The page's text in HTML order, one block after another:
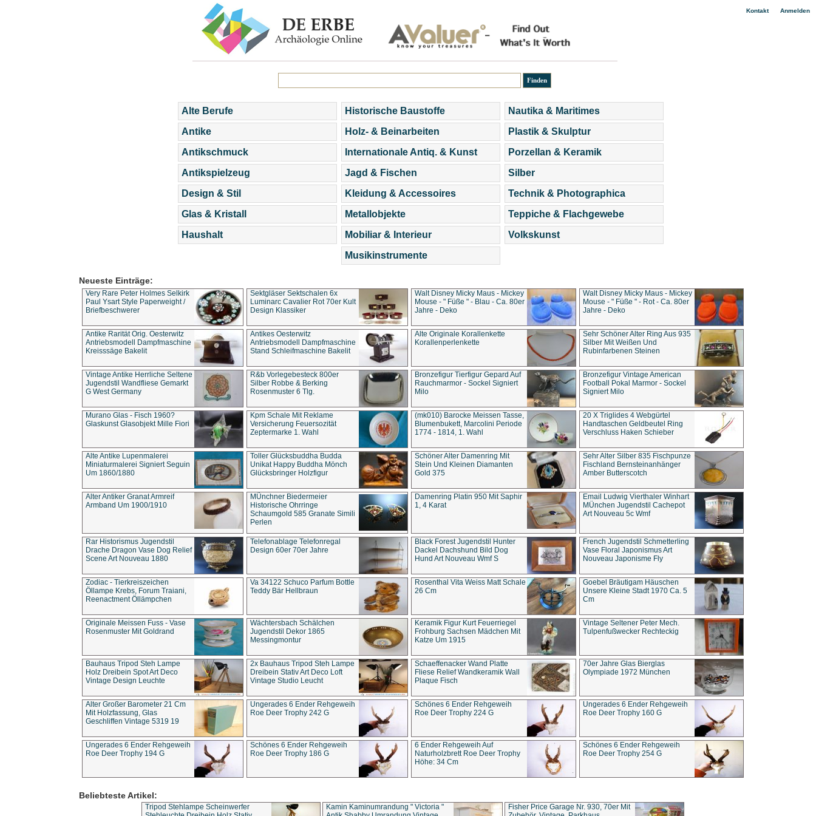
Kontakt| Anmelden
Alte Berufe
Antike
Antikschmuck
Antikspielzeug
Design & Stil
Glas & Kristall
Haushalt
Historische Baustoffe
Holz- & Beinarbeiten
Internationale Antiq. & Kunst
Jagd & Fischen
Kleidung & Accessoires
Metallobjekte
Mobiliar & Interieur
Musikinstrumente
Nautika & Maritimes
Plastik & Skulptur
Porzellan & Keramik
Silber
Technik & Photographica
Teppiche & Flachgewebe
Volkskunst
Neueste Einträge:
Very Rare Peter Holmes Selkirk
Paul Ysart Style Paperweight /
Briefbeschwerer
Sektgläser Sektschalen 6x
Luminarc Cavalier Rot 70er Kult
Design Klassiker
Walt Disney Micky Maus - Mickey
Mouse - " Füße " - Blau - Ca. 80er
Jahre - Deko
Walt Disney Micky Maus - Mickey
Mouse - " Füße " - Rot - Ca. 80er
Jahre - Deko
Antike Rarität Orig. Oesterwitz
Antriebsmodell Dampfmaschine
Kreisssäge Bakelit
Antikes Oesterwitz
Antriebsmodell Dampfmaschine
Stand Schleifmaschine Bakelit
Alte Originale Korallenkette
Korallenperlenkette
Sehr Schöner Alter Ring Aus 935
Silber Mit Weißen Und
Rubinfarbenen Steinen
Vintage Antike Herrliche Seltene
Jugendstil Wandfliese Gemarkt
G West Germany
R&b Vorlegebesteck 800er
Silber Robbe & Berking
Rosenmuster 6 Tlg.
Bronzefigur Tierfigur Gepard Auf
Rauchmarmor - Sockel Signiert
Milo
Bronzefigur Vintage American
Football Pokal Marmor - Sockel
Signiert Milo
Murano Glas - Fisch 1960?
Glaskunst Glasobjekt Mille Fiori
Kpm Schale Mit Reklame
Versicherung Feuersozität
Zeptermarke 1. Wahl
(mk010) Barocke Meissen Tasse,
Blumenbukett, Marcolini Periode
1774 - 1814, 1. Wahl
20 X Triglides 4 Webgürtel
Handtaschen Geldbeutel Ring
Verschluss Haken Schieber
Alte Antike Lupenmalerei
Miniaturmalerei Signiert Seguin
Um 1860/1880
Toller Glücksbuddha Budda
Unikat Happy Buddha Mönch
Glücksbringer Holzfigur
Schöner Alter Damenring Mit
Stein Und Kleinen Diamanten
Gold 375
Sehr Alter Silber 835 Fischpunze
Fischland Bernsteinanhänger
Amber Butterscotch
Alter Antiker Granat Armreif
Armband Um 1900/1910
MÜnchner Biedermeier
Historische Ohrringe
Schaumgold 585 Granate Simili
Perlen
Damenring Platin 950 Mit Saphir
1, 4 Karat
Email Ludwig Vierthaler Winhart
MÜnchen Jugendstil Cachepot
Art Nouveau 5c Wmf
Rar Historismus Jugendstil
Drache Dragon Vase Dog Relief
Scene Art Nouveau 1880
Telefonablage Telefonregal
Design 60er 70er Jahre
Black Forest Jugendstil Hunter
Dackel Dachshund Bild Dog
Hund Art Nouveau Wmf S
French Jugendstil Schmetterling
Vase Floral Japonismus Art
Nouveau Japonisme Fly
Zodiac - Tierkreiszeichen
Öllampe Krebs, Forum Traiani,
Reenactment Öllämpchen
Va 34122 Schuco Parfum Bottle
Teddy Bär Hellbraun
Rosenthal Vita Weiss Matt Schale
26 Cm
Goebel Bräutigam Häuschen
Unsere Kleine Stadt 1970 Ca. 5
Cm
Originale Meissen Fuss - Vase
Rosenmuster Mit Goldrand
Wächtersbach Schälchen
Jugendstil Dekor 1865
Messingmontur
Keramik Figur Kurt Feuerriegel
Frohburg Sachsen Mädchen Mit
Katze Um 1915
Vintage Seltener Peter Mech.
Tulpenfußwecker Rechteckig
Bauhaus Tripod Steh Lampe
Holz Dreibein Spot Art Deco
Vintage Design Leuchte
2x Bauhaus Tripod Steh Lampe
Dreibein Stativ Art Deco Loft
Vintage Studio Leucht
Schaeffenacker Wand Platte
Fliese Relief Wandkeramik Wall
Plaque Fisch
70er Jahre Glas Bierglas
Olympiade 1972 München
Alter Großer Barometer 21 Cm
Mit Holzfassung, Glas
Geschliffen Vintage 5319 19
Ungerades 6 Ender Rehgeweih
Roe Deer Trophy 242 G
Schönes 6 Ender Rehgeweih
Roe Deer Trophy 224 G
Ungerades 6 Ender Rehgeweih
Roe Deer Trophy 160 G
Ungerades 6 Ender Rehgeweih
Roe Deer Trophy 194 G
Schönes 6 Ender Rehgeweih
Roe Deer Trophy 186 G
6 Ender Rehgeweih Auf
Naturholzbrett Roe Deer Trophy
Höhe: 34 Cm
Schönes 6 Ender Rehgeweih
Roe Deer Trophy 254 G
Beliebteste Artikel:
Tripod Stehlampe Scheinwerfer
Kamin Kaminumrandung " Victoria "
Fisher Price Garage Nr. 930, 70er Mit